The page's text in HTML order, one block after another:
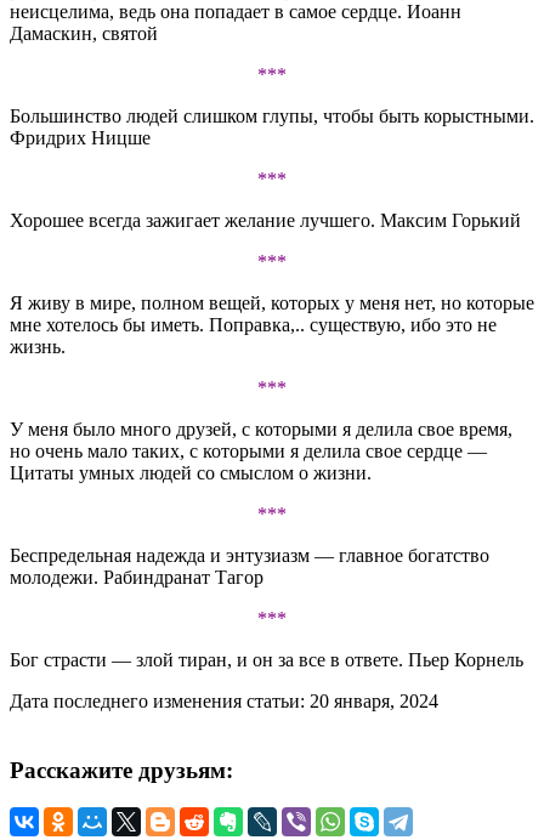
неисцелима, ведь она попадает в самое сердце. Иоанн
Дамаскин, святой
***
Большинство людей слишком глупы, чтобы быть корыстными.
Фридрих Ницше
***
Хорошее всегда зажигает желание лучшего. Максим Горький
***
Я живу в мире, полном вещей, которых у меня нет, но которые
мне хотелось бы иметь. Поправка,.. существую, ибо это не
жизнь.
***
У меня было много друзей, с которыми я делила свое время,
но очень мало таких, с которыми я делила свое сердце —
Цитаты умных людей со смыслом о жизни.
***
Беспредельная надежда и энтузиазм — главное богатство
молодежи. Рабиндранат Тагор
***
Бог страсти — злой тиран, и он за все в ответе. Пьер Корнель
Дата последнего изменения статьи: 20 января, 2024
Расскажите друзьям: